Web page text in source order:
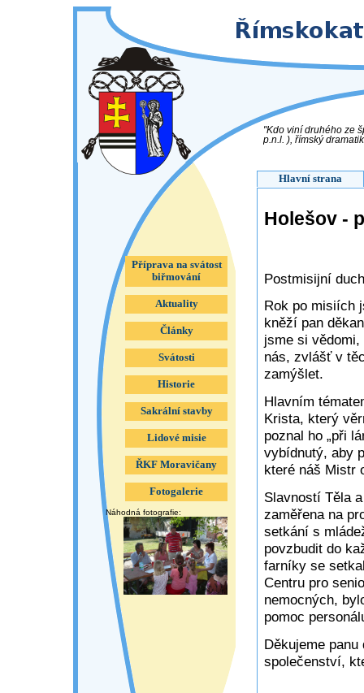
"Kdo viní druhého ze
p.n.l. ), římský dramatik
Hlavní strana
Holešov -
Postmisijní
Rok po misiích
kněží pan
jsme si
nás, zvlášť v
zamýšlet.
Hlavním
Krista, který
poznal ho „při
vybídnutý, aby
které náš Mistr
Slavností Těla
zaměřena na
setkání s
povzbudit do
farníky se
Centru pro
nemocných,
pomoc
Děkujeme
společenství,
Příprava na svátost
biřmování
Aktuality
Články
Svátosti
Historie
Sakrální stavby
Lidové misie
ŘKF Moravičany
Fotogalerie
Náhodná fotografie: